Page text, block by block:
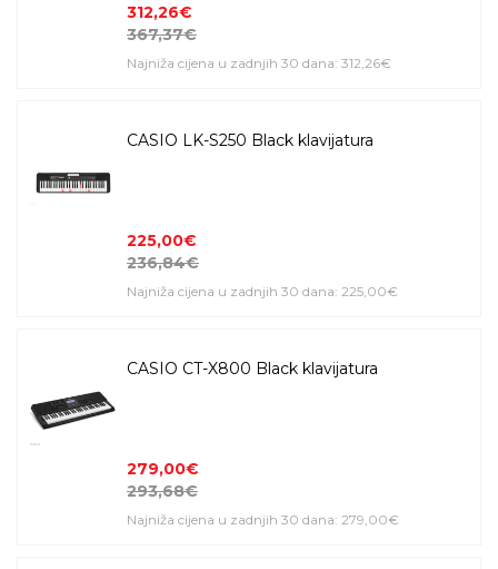
312,26€
367,37€
Najniža cijena u zadnjih 30 dana: 312,26€
CASIO LK-S250 Black klavijatura
225,00€
236,84€
Najniža cijena u zadnjih 30 dana: 225,00€
CASIO CT-X800 Black klavijatura
279,00€
293,68€
Najniža cijena u zadnjih 30 dana: 279,00€